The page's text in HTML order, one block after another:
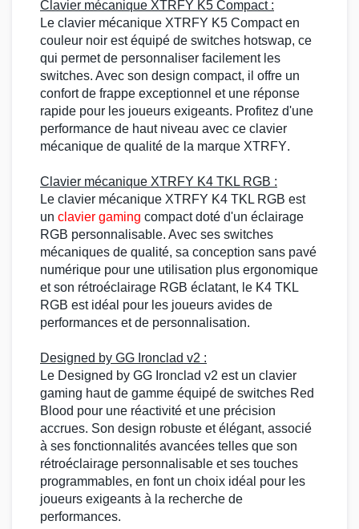
Clavier mécanique XTRFY K5 Compact:
Le clavier mécanique XTRFY K5 Compacten
couleur noir est équipé de switches hotswap, ce
qui permet de personnaliser facilement les
switches. Avec son design compact, il offre un
confort de frappe exceptionnel et une réponse
rapide pour les joueurs exigeants. Profitez d'une
performance de haut niveau avec ce clavier
mécanique de qualité de la marque XTRFY.
Clavier mécanique XTRFY K4 TKL RGB :
Le clavier mécanique XTRFY K4 TKL RGB est
un clavier gaming compact doté d'un éclairage
RGB personnalisable. Avec ses switches
mécaniques de qualité, sa conception sans pavé
numérique pour une utilisation plus ergonomique
et son rétroéclairage RGB éclatant, le K4 TKL
RGB est idéal pour les joueurs avides de
performances et de personnalisation.
Designed by GG Ironclad v2 :
Le Designed by GG Ironclad v2 est un clavier
gaming haut de gamme équipé de switches Red
Blood pour une réactivité et une précision
accrues. Son design robuste et élégant, associé
à ses fonctionnalités avancées telles que son
rétroéclairage personnalisable et ses touches
programmables, en font un choix idéal pour les
joueurs exigeants à la recherche de
performances.